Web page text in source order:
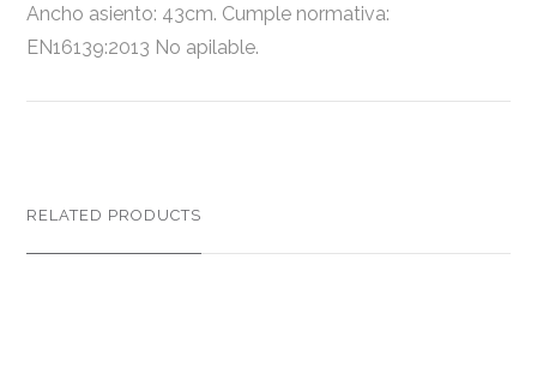
Ancho asiento: 43cm. Cumple normativa:
EN16139:2013 No apilable.
RELATED PRODUCTS